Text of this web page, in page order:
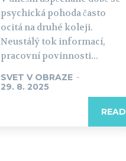
psychická pohoda často
ocitá na druhé koleji.
Neustálý tok informací,
pracovní povinnosti...
SVET V OBRAZE -
29. 8. 2025
READ